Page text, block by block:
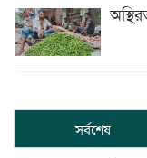
সর্বশেষ